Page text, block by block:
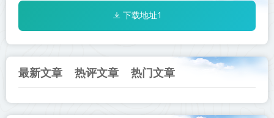
下载地址1
最新文章 热评文章 热门文章